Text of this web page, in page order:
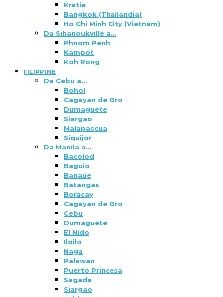
Kratie
Bangkok (Thailandia)
Ho Chi Minh City (Vietnam)
Da Sihanoukville a…
Phnom Penh
Kampot
Koh Rong
FILIPPINE
Da Cebu a…
Bohol
Cagayan de Oro
Dumaguete
Siargao
Malapascua
Siquijor
Da Manila a…
Bacolod
Baguio
Banaue
Batangas
Boracay
Cagayan de Oro
Cebu
Dumaguete
El Nido
Iloilo
Naga
Palawan
Puerto Princesa
Sagada
Siargao